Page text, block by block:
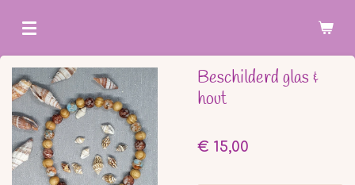
direct
naar
de
hoofdinhoud
Beschilderd glas &
hout
€ 15,00